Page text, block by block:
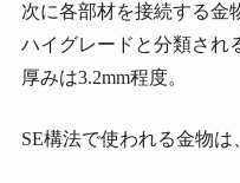
次に各部材を接続する金
ハイグレードと分類され
厚みは3.2mm程度。
SE構法で使われる金物は